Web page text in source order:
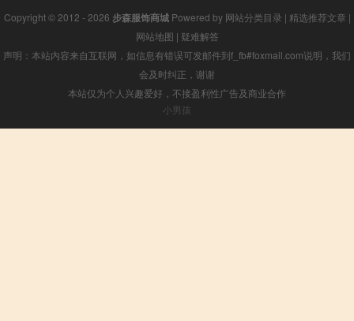
Copyright © 2012 - 2026 步森服饰商城Powered by 网站分类目录 | 精选推荐文章 |
网站地图 | 疑难解答
声明：本站内容来自互联网，如信息有错误可发邮件到f_fb#foxmail.com说明，我们
会及时纠正，谢谢
本站仅为个人兴趣爱好，不接盈利性广告及商业合作
小男孩